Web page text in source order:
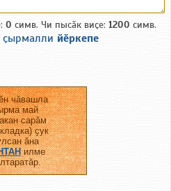
0 симв. Чи пысӑк виҫе: 1200 симв.
ҫырмалли йӗркепе
чӑвашла
май
сарӑм
ҫук
ӑна
илме